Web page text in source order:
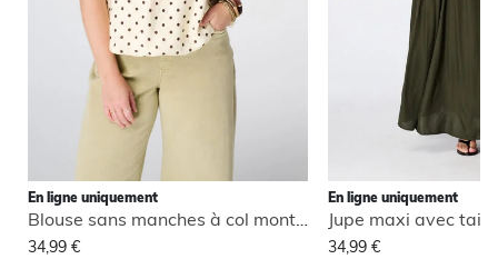
En ligne uniquement
Blouse sans manches à col montant
34,99 €
En ligne uniquement
Jupe maxi avec
34,99 €